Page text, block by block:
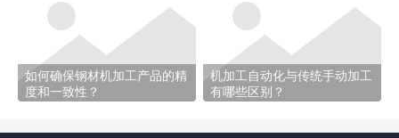
如何确保钢材机加工产品的精
度和一致性？
机加工自动化与传统手动加工
有哪些区别？